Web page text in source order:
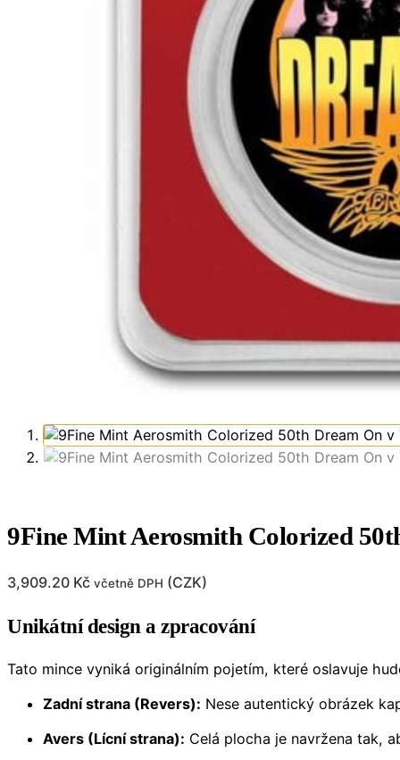
9Fine Mint Aerosmith Colorized
3,909.20 Kč včetně DPH (CZK)
Unikátní design a zpracování
Tato mince vyniká originálním pojetím, které oslavuje
Zadní strana (Revers): Nese autentický obrázek
Avers (Lícní strana): Celá plocha je navržena tak,